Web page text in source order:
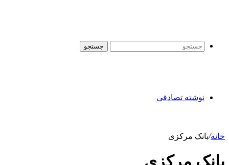
جستجو
نوشته تصادفی
خانه/بانک مرکزی